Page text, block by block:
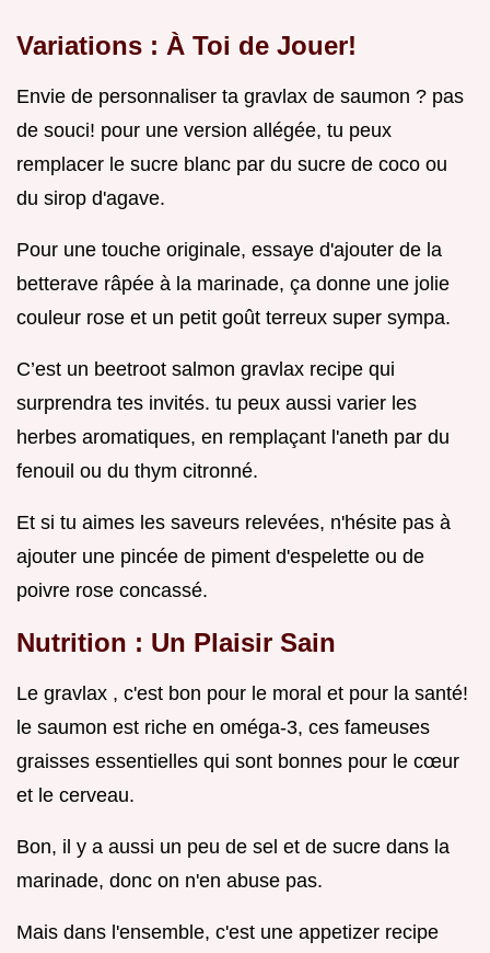
Variations : À Toi de Jouer!
Envie de personnaliser ta gravlax de saumon ? pas
de souci! pour une version allégée, tu peux
remplacer le sucre blanc par du sucre de coco ou
du sirop d'agave.
Pour une touche originale, essaye d'ajouter de la
betterave râpée à la marinade, ça donne une jolie
couleur rose et un petit goût terreux super sympa.
C’est un beetroot salmon gravlax recipe qui
surprendra tes invités. tu peux aussi varier les
herbes aromatiques, en remplaçant l'aneth par du
fenouil ou du thym citronné.
Et si tu aimes les saveurs relevées, n'hésite pas à
ajouter une pincée de piment d'espelette ou de
poivre rose concassé.
Nutrition : Un Plaisir Sain
Le gravlax , c'est bon pour le moral et pour la santé!
le saumon est riche en oméga-3, ces fameuses
graisses essentielles qui sont bonnes pour le cœur
et le cerveau.
Bon, il y a aussi un peu de sel et de sucre dans la
marinade, donc on n'en abuse pas.
Mais dans l'ensemble, c'est une appetizer recipe